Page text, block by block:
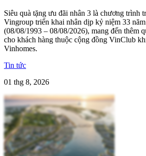
Siêu quà tặng ưu đãi nhân 3 là chương trình
Vingroup triển khai nhân dịp kỷ niệm 33
(08/08/1993 – 08/08/2026), mang đến thêm
cho khách hàng thuộc cộng đồng VinClub
Vinhomes.
Tin tức
01 thg 8, 2026